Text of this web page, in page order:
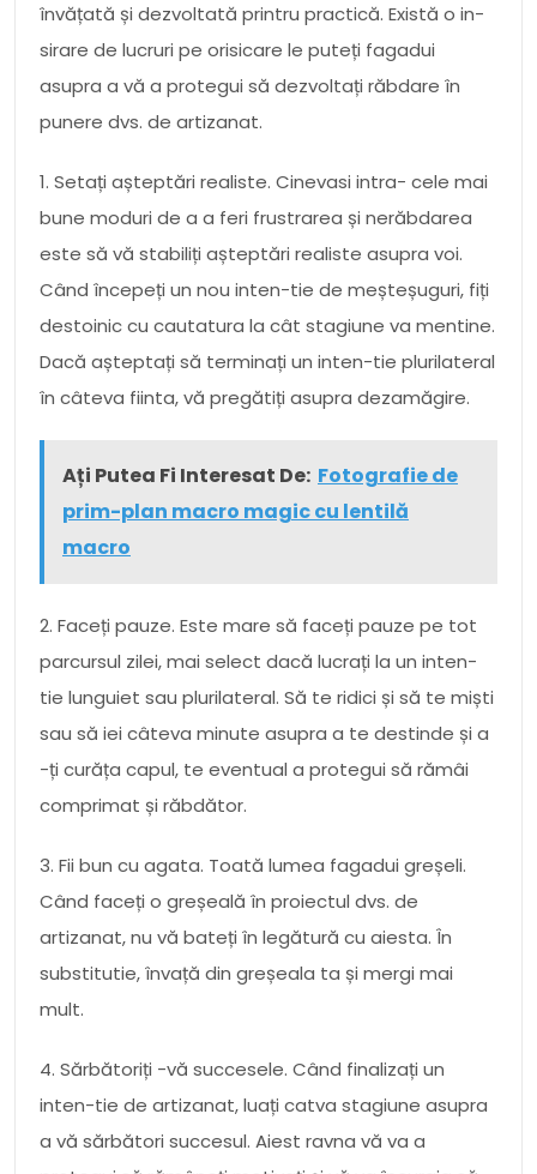
învățată și dezvoltată printru practică. Există o in-
sirare de lucruri pe orisicare le puteți fagadui
asupra a vă a protegui să dezvoltați răbdare în
punere dvs. de artizanat.
1. Setați așteptări realiste. Cinevasi intra- cele mai
bune moduri de a a feri frustrarea și nerăbdarea
este să vă stabiliți așteptări realiste asupra voi.
Când începeți un nou inten-tie de meșteșuguri, fiți
destoinic cu cautatura la cât stagiune va mentine.
Dacă așteptați să terminați un inten-tie plurilateral
în câteva fiinta, vă pregătiți asupra dezamăgire.
Ați Putea Fi Interesat De: Fotografie de
prim-plan macro magic cu lentilă
macro
2. Faceți pauze. Este mare să faceți pauze pe tot
parcursul zilei, mai select dacă lucrați la un inten-
tie lunguiet sau plurilateral. Să te ridici și să te miști
sau să iei câteva minute asupra a te destinde și a
-ți curăța capul, te eventual a protegui să rămâi
comprimat și răbdător.
3. Fii bun cu agata. Toată lumea fagadui greșeli.
Când faceți o greșeală în proiectul dvs. de
artizanat, nu vă bateți în legătură cu aiesta. În
substitutie, învață din greșeala ta și mergi mai
mult.
4. Sărbătoriți -vă succesele. Când finalizați un
inten-tie de artizanat, luați catva stagiune asupra
a vă sărbători succesul. Aiest ravna vă va a